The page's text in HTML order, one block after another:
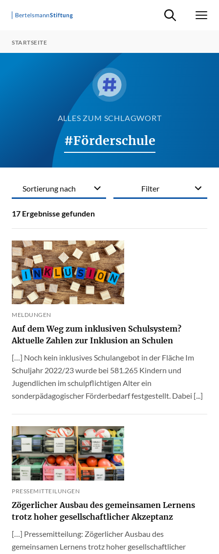
Suche ein-/
STARTSEITE
ALLES ZUM SCHLAGWORT
#Förderschule
Filter
17 Ergebnisse gefunden
Sortierung nach
MELDUNGEN
Auf dem Weg zum inklusiven Schulsystem?
Aktuelle Zahlen zur Inklusion an Schulen
[…] Noch kein inklusives Schulangebot in der Fläche Im
Schuljahr 2022/23 wurde bei 581.265 Kindern und
Jugendlichen im schulpflichtigen Alter ein
sonderpädagogischer Förderbedarf festgestellt. Dabei [...]
PRESSEMITTEILUNGEN
Zögerlicher Ausbau des gemeinsamen Lernens
trotz hoher gesellschaftlicher Akzeptanz
[…] Pressemitteilung: Zögerlicher Ausbau des
gemeinsamen Lernens trotz hoher gesellschaftlicher